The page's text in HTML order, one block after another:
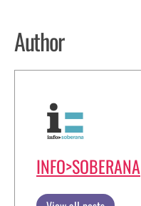
Author
INFO>SOBERANA